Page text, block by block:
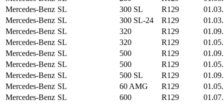
Mercedes-Benz SL 300 SL R129
Mercedes-Benz SL 300 SL-24 R129
Mercedes-Benz SL 320 R129
Mercedes-Benz SL 320 R129
Mercedes-Benz SL 500 R129
Mercedes-Benz SL 500 R129
Mercedes-Benz SL 500 SL R129
Mercedes-Benz SL 60 AMG R129
Mercedes-Benz SL 600 R129